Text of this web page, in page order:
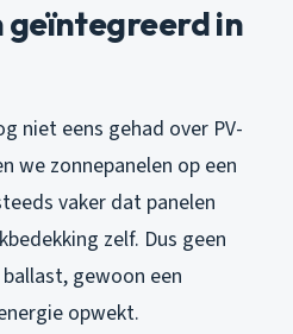
geïntegreerd in
niet eens gehad over PV-
we zonnepanelen op een
vaker dat panelen
zelf. Dus geen
gewoon een
opwekt.